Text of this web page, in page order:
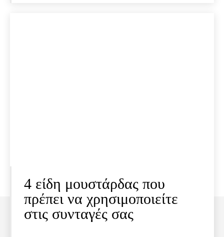
4 είδη μουστάρδας που
πρέπει να χρησιμοποιείτε
στις συνταγές σας